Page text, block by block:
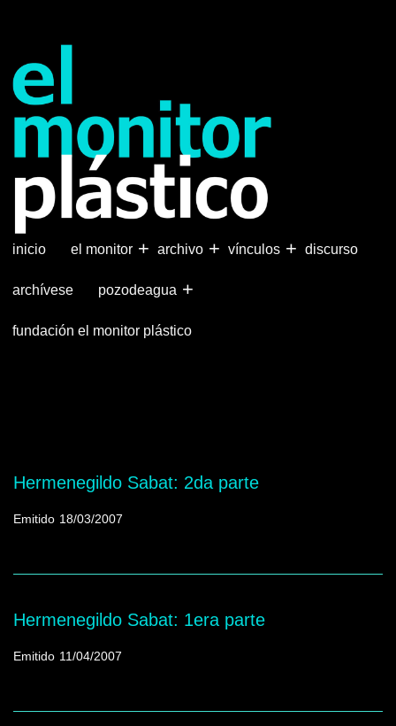
principal
inicio +
el monitor +
archivo +
vínculos discurso
archívese +
pozodeagua
fundación el monitor plástico
Hermenegildo Sabat: 2da parte
Emitido 18/03/2007
Hermenegildo Sabat: 1era parte
Emitido 11/04/2007